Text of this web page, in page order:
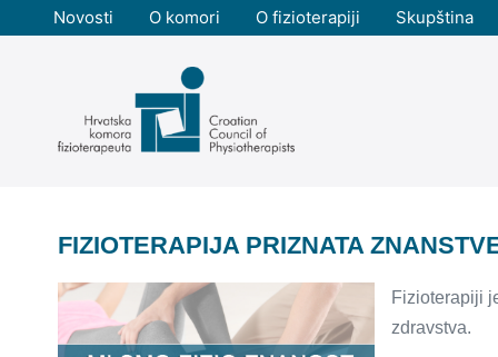
Novosti O komori O fizioterapiji Skupština
FIZIOTERAPIJA PRIZNATA
Fizioterapiji
zdravstva.